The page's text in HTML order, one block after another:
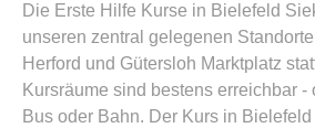
Die Erste Hilfe Kurse in Bielefeld
unseren zentral gelegenen
Herford und Gütersloh Marktplatz
Kursräume sind bestens erreichbar -
Bus oder Bahn. Der Kurs in